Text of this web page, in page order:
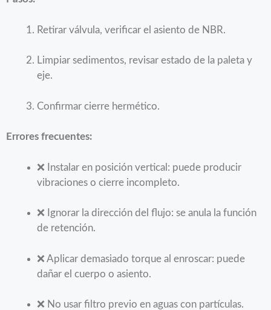
Retirar válvula, verificar el asiento de NBR.
Limpiar sedimentos, revisar estado de la paleta y
eje.
Confirmar cierre hermético.
Errores frecuentes:
❌ Instalar en posición vertical: puede producir
vibraciones o cierre incompleto.
❌ Ignorar la dirección del flujo: se anula la función
de retención.
❌ Aplicar demasiado torque al enroscar: puede
dañar el cuerpo o asiento.
❌ No usar filtro previo en aguas con partículas.